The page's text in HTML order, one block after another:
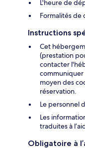
L'heure de
Formalités de
Instructions
Cet
(prestation
contacter
communiquer
moyen des
réservation.
Le personnel
Les
traduites à
Obligatoire à